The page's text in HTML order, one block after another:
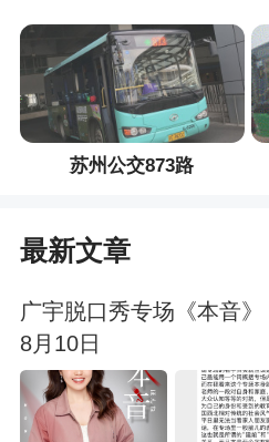
苏州公交873路
最新文章
广宇脱口秀专场《本音
8月10日